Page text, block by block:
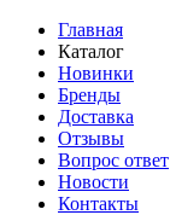
Главная
Каталог
Новинки
Бренды
Доставка
Отзывы
Вопрос ответ
Новости
Контакты